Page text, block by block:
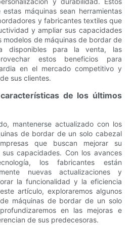
máquinas sean herramientas
y fabricantes textiles que
y ampliar sus capacidades
modelos de máquinas de bordar de
disponibles para la venta, las
estos beneficios para
en el mercado competitivo y
sus clientes.
de los últimos
mantenerse actualizado con los
de bordar de un solo cabezal
que buscan mejorar su
capacidades. Con los avances
los fabricantes están
nuevas actualizaciones y
la funcionalidad y la eficiencia
artículo, exploraremos algunos
máquinas de bordar de un solo
en las mejoras e
de sus predecesoras.